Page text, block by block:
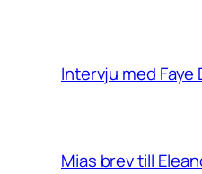
Intervju med Faye
Mias brev till